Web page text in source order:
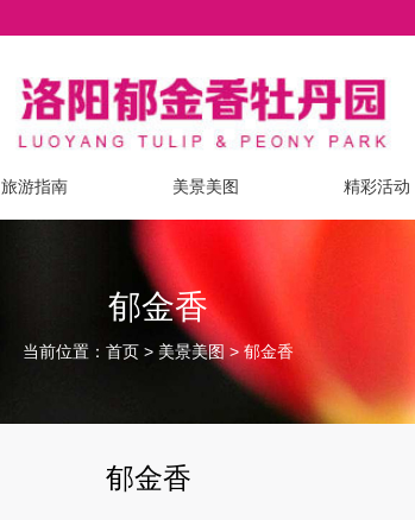
旅游指南 美景美图 精彩活动
郁金香
当前位置：首页 > 美景美图>郁金香
郁金香